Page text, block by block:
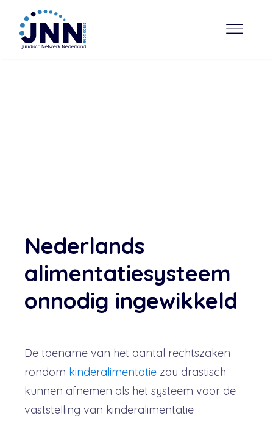
Nederlands
alimentatiesysteem
onnodig ingewikkeld
De toename van het aantal rechtszaken
rondom kinderalimentatie zou drastisch
kunnen afnemen als het systeem voor de
vaststelling van kinderalimentatie